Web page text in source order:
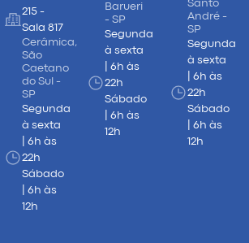
215 -
Sala 817
Cerâmica,
São
Caetano
do Sul -
SP
Segunda
à sexta
| 6h às
22h
Sábado
| 6h às
12h
Barueri
- SP
Segunda
à sexta
| 6h às
22h
Sábado
| 6h às
12h
Santo
André -
SP
Segunda
à sexta
| 6h às
22h
Sábado
| 6h às
12h